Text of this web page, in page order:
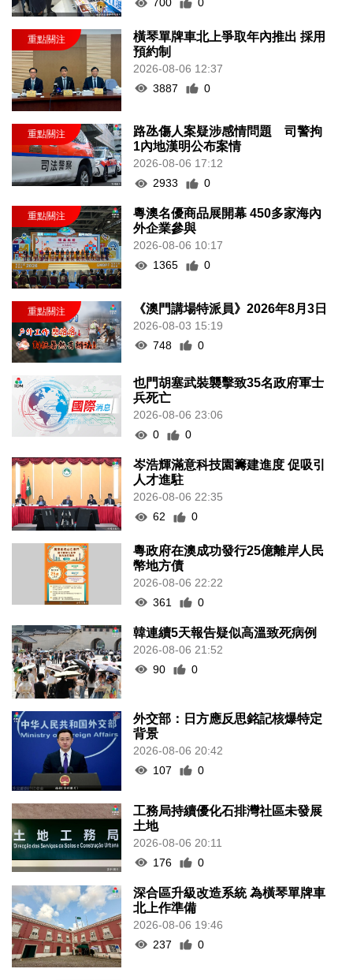
橫琴單牌車北上爭取年內推出 採用
預約制
2026-08-06 12:37
3887
0
路氹傷人案疑涉感情問題 司警拘
1內地漢明公布案情
2026-08-06 17:12
2933
0
粵澳名優商品展開幕 450多家海內
外企業參與
2026-08-06 10:17
1365
0
《澳門講場特派員》2026年8月3日
2026-08-03 15:19
748
0
也門胡塞武裝襲擊致35名政府軍士
兵死亡
2026-08-06 23:06
0
0
岑浩輝滿意科技園籌建進度 促吸引
人才進駐
2026-08-06 22:35
62
0
粵政府在澳成功發行25億離岸人民
幣地方債
2026-08-06 22:22
361
0
韓連續5天報告疑似高溫致死病例
2026-08-06 21:52
90
0
外交部：日方應反思銘記核爆特定
背景
2026-08-06 20:42
107
0
工務局持續優化石排灣社區未發展
土地
2026-08-06 20:11
176
0
深合區升級改造系統 為橫琴單牌車
北上作準備
2026-08-06 19:46
237
0